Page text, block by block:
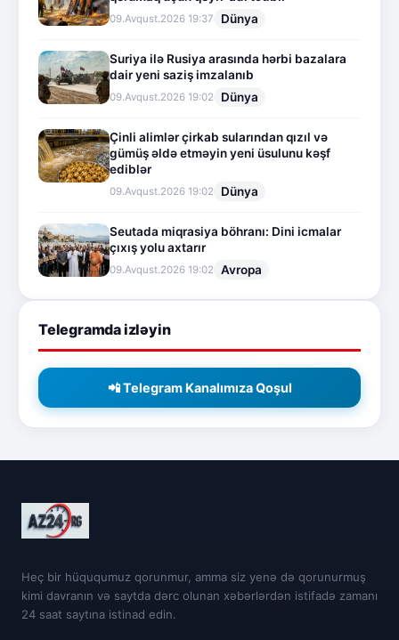
09.Avqust.2026 19:37 Dünya
Suriya ilə Rusiya arasında hərbi bazalara
dair yeni saziş imzalanıb
09.Avqust.2026 19:02 Dünya
Çinli alimlər çirkab sularından qızıl və
gümüş əldə etməyin yeni üsulunu kəşf
ediblər
09.Avqust.2026 19:02 Dünya
Seutada miqrasiya böhranı: Dini icmalar
çıxış yolu axtarır
09.Avqust.2026 19:02 Avropa
Telegramda izləyin
📲 Telegram Kanalımıza Qoşul
Heç bir hüququmuz qorunmur, amma siz yenə də qorunurmuş
kimi davranın və saytda dərc olunan xəbərlərdən istifadə zamanı
24 saat saytına istinad edin.